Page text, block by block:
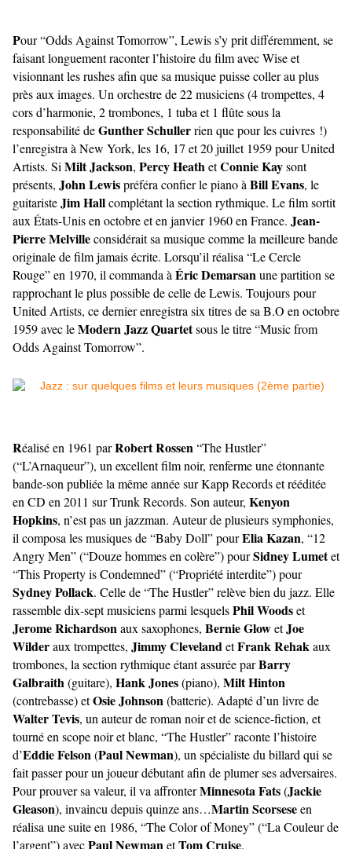
Pour “Odds Against Tomorrow”, Lewis s’y prit différemment, se
faisant longuement raconter l’histoire du film avec Wise et
visionnant les rushes afin que sa musique puisse coller au plus
près aux images. Un orchestre de 22 musiciens (4 trompettes, 4
cors d’harmonie, 2 trombones, 1 tuba et 1 flûte sous la
responsabilité deGunther Schullerrien que pour les cuivres !)
l’enregistra à New York, les 16, 17 et 20 juillet 1959 pour United
Artists. Si Milt Jackson, Percy Heath etConnie Kaysont
présents, John Lewispréféra confier le piano à Bill Evans, le
guitaristeJim Hallcomplétant la section rythmique. Le film sortit
aux États-Unis en octobre et en janvier 1960 en France. Jean-
Pierre Melvilleconsidérait sa musique comme la meilleure bande
originale de film jamais écrite. Lorsqu’il réalisa “Le Cercle
Rouge” en 1970, il commanda à Éric Demarsan une partition se
rapprochant le plus possible de celle de Lewis. Toujours pour
United Artists, ce dernier enregistra six titres de sa B.O en octobre
1959 avec leModern Jazz Quartetsous le titre “Music from
Odds Against Tomorrow”.
Réalisé en 1961 parRobert Rossen “The Hustler”
(“L’Arnaqueur”), un excellent film noir, renferme une étonnante
bande-son publiée la même année sur Kapp Records et rééditée
en CD en 2011 sur Trunk Records. Son auteur, Kenyon
Hopkins, n’est pas un jazzman. Auteur de plusieurs symphonies,
il composa les musiques de “Baby Doll” pourElia Kazan, “12
Angry Men” (“Douze hommes en colère”) pourSidney Lumetet
“This Property is Condemned” (“Propriété interdite”) pour
Sydney Pollack. Celle de “The Hustler” relève bien du jazz. Elle
rassemble dix-sept musiciens parmi lesquelsPhil Woodset
Jerome Richardson aux saxophones, Bernie GlowetJoe
Wilderaux trompettes, Jimmy Cleveland etFrank Rehak aux
trombones, la section rythmique étant assurée parBarry
Galbraith (guitare), Hank Jones(piano), Milt Hinton
(contrebasse) etOsie Johnson (batterie). Adapté d’un livre de
Walter Tevis, un auteur de roman noir et de science-fiction, et
tourné en scope noir et blanc, “The Hustler” raconte l’histoire
d’Eddie Felson (Paul Newman), un spécialiste du billard qui se
fait passer pour un joueur débutant afin de plumer ses adversaires.
Pour prouver sa valeur, il va affronterMinnesota Fats(Jackie
Gleason), invaincu depuis quinze ans…Martin Scorseseen
réalisa une suite en 1986, “The Color of Money” (“La Couleur de
l’argent”) avecPaul Newman etTom Cruise.